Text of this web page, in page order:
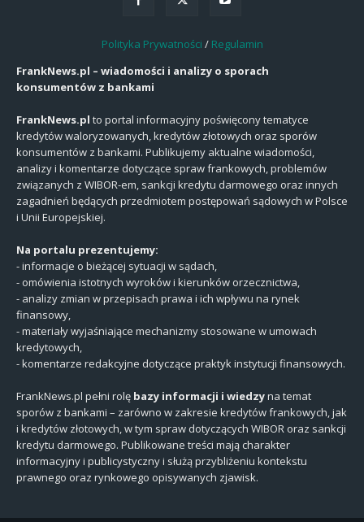
Polityka Prywatności / Regulamin
FrankNews.pl – wiadomości i analizy o sporach
konsumentów z bankami
FrankNews.pl to portal informacyjny poświęcony tematyce
kredytów waloryzowanych, kredytów złotowych oraz sporów
konsumentów z bankami. Publikujemy aktualne wiadomości,
analizy i komentarze dotyczące spraw frankowych, problemów
związanych z WIBOR-em, sankcji kredytu darmowego oraz innych
zagadnień będących przedmiotem postępowań sądowych w Polsce
i Unii Europejskiej.
Na portalu prezentujemy:
- informacje o bieżącej sytuacji w sądach,
- omówienia istotnych wyroków i kierunków orzecznictwa,
- analizy zmian w przepisach prawa i ich wpływu na rynek
finansowy,
- materiały wyjaśniające mechanizmy stosowane w umowach
kredytowych,
- komentarze redakcyjne dotyczące praktyk instytucji finansowych.
FrankNews.pl pełni rolę bazy informacji i wiedzyna temat
sporów z bankami – zarówno w zakresie kredytów frankowych, jak
i kredytów złotowych, w tym spraw dotyczących WIBOR oraz sankcji
kredytu darmowego. Publikowane treści mają charakter
informacyjny i publicystyczny i służą przybliżeniu kontekstu
prawnego oraz rynkowego opisywanych zjawisk.